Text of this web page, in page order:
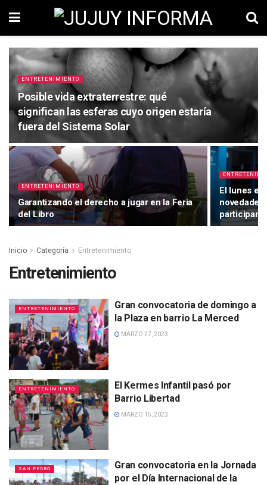
ENTRETENIMIENTO
Posible vida extraterrestre: qué
significan las esferas cuyo origen estaría
fuera del Sistema Solar
ENTRETENIMIENTO
Garantizando el derecho a jugar en la Feria
del Libro
El lunes
novedades
participan
Inicio Categoría Entretenimiento
Entretenimiento
ENTRETENIMIENTO
Gran convocatoria de domingo a
la Plaza en barrio La Merced
MARZO 27, 2023
ENTRETENIMIENTO
El Kermes Infantil pasó por
Barrio Libertad
MARZO 15, 2023
SAN PEDRO
Gran convocatoria en la Jornada
por el Día Internacional de la